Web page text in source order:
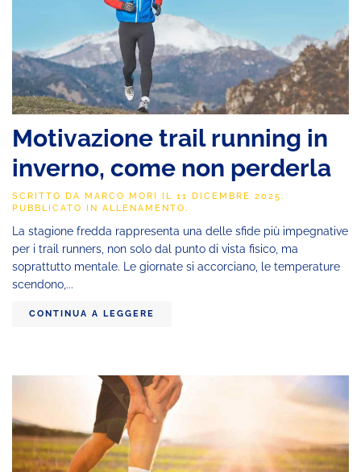
Motivazione trail running in
inverno, come non perderla
SCRITTO DA MARCO MORI IL 11 DICEMBRE 2025.
PUBBLICATO IN ALLENAMENTO.
La stagione fredda rappresenta una delle sfide più impegnative
per i trail runners, non solo dal punto di vista fisico, ma
soprattutto mentale. Le giornate si accorciano, le temperature
scendono,...
CONTINUA A LEGGERE